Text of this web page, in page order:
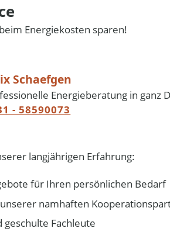
Energiekosten sparen!
Schaefgen
Energieberatung in ganz
- 58590073
langjährigen Erfahrung:
für Ihren persönlichen Bedarf
namhaften
Fachleute